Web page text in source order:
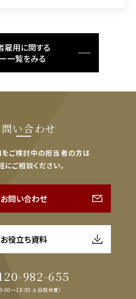
雇用に関する
一覧をみる
い合わせ
ご検討中の担当者の方は
にご相談ください。
お問い合わせ
お役立ち資料
982-655
9:00～18:00 土日祝休業）